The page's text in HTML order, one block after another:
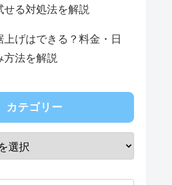
せる対処法を解説
上げはできる？料金・日
方法を解説
カテゴリー